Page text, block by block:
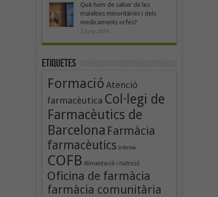
Què hem de saber de les
malalties minoritàries i dels
medicaments orfes?
3 juny 2024
Etiquetes
Formació Atenció
farmacèutica Col·legi de
Farmacèutics de
Barcelona Farmàcia
farmacèutics Infarma
COFB Alimentació i nutrició
Oficina de farmàcia
farmàcia comunitària